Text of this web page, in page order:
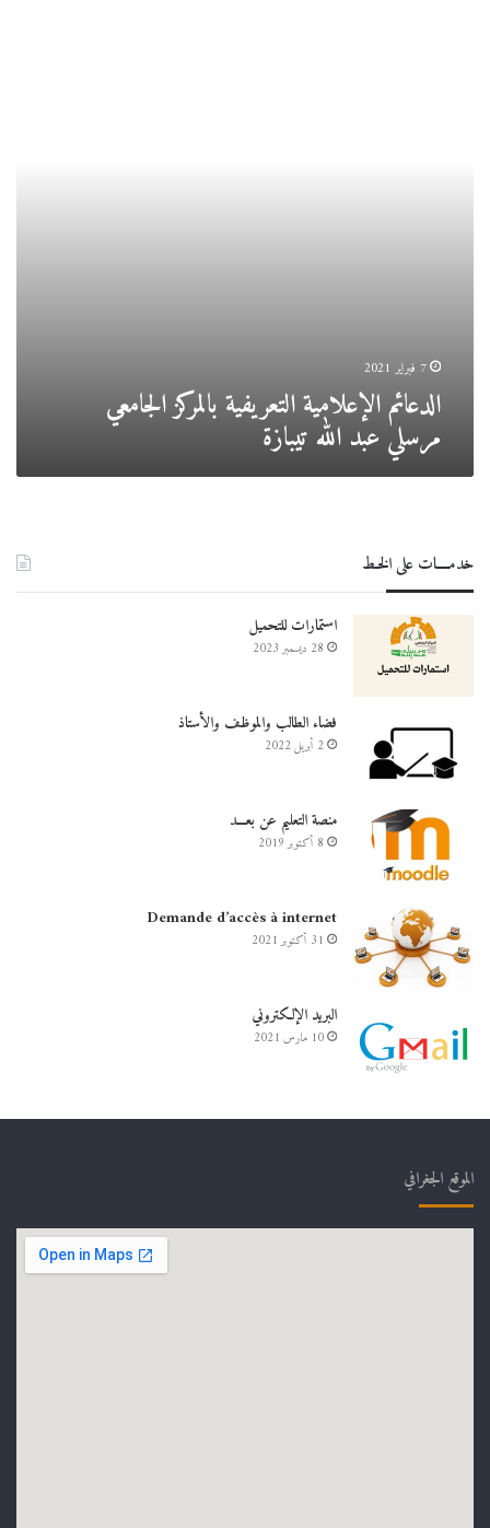
7 فبراير 2021
الدعائم الإعلامية التعريفية بالمركز الجامعي
مرسلي عبد الله تيبازة
خدمــــات على الخـط
استمارات للتحميل
28 ديسمبر 2023
فضاء الطالب والموظف والأستاذ
2 أبريل 2022
منصة التعليم عن بعـــد
8 أكتوبر 2019
Demande d’accès à internet
31 أكتوبر 2021
البريد الإلكتروني
10 مارس 2021
الموقع الجغرافي